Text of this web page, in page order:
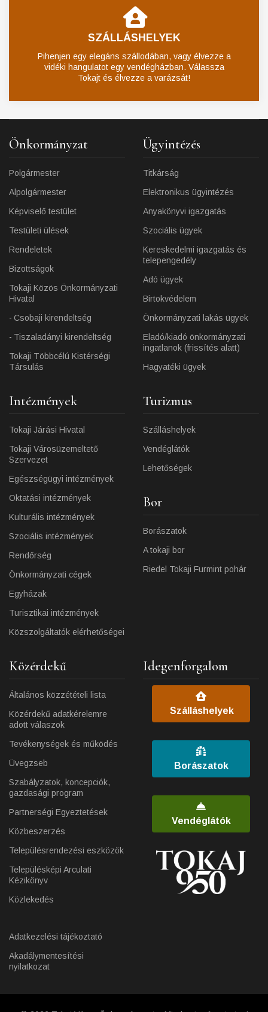
SZÁLLÁSHELYEK
Pihenjen egy elegáns szállodában, vagy élvezze a
vidéki hangulatot egy vendégházban. Válassza
Tokajt és élvezze a varázsát!
Önkormányzat
Polgármester
Alpolgármester
Képviselő testület
Testületi ülések
Rendeletek
Bizottságok
Tokaji Közös Önkormányzati
Hivatal
Csobaji kirendeltség
Tiszaladányi kirendeltség
Tokaji Többcélú Kistérségi
Társulás
Ügyintézés
Titkárság
Elektronikus ügyintézés
Anyakönyvi igazgatás
Szociális ügyek
Kereskedelmi igazgatás és
telepengedély
Adó ügyek
Birtokvédelem
Önkormányzati lakás ügyek
Eladó/kiadó önkormányzati
ingatlanok (frissítés alatt)
Hagyatéki ügyek
Intézmények
Tokaji Járási Hivatal
Tokaji Városüzemeltető
Szervezet
Egészségügyi intézmények
Oktatási intézmények
Kulturális intézmények
Szociális intézmények
Rendőrség
Önkormányzati cégek
Egyházak
Turisztikai intézmények
Közszolgáltatók elérhetőségei
Turizmus
Szálláshelyek
Vendéglátók
Lehetőségek
Bor
Borászatok
A tokaji bor
Riedel Tokaji Furmint pohár
Közérdekű
Általános közzétételi lista
Közérdekű adatkérelemre
adott válaszok
Tevékenységek és működés
Üvegzseb
Szabályzatok, koncepciók,
gazdasági program
Partnerségi Egyeztetések
Közbeszerzés
Településrendezési eszközök
Településképi Arculati
Kézikönyv
Közlekedés
Adatkezelési tájékoztató
Akadálymentesítési
nyilatkozat
Idegenforgalom
Szálláshelyek
Borászatok
Vendéglátók